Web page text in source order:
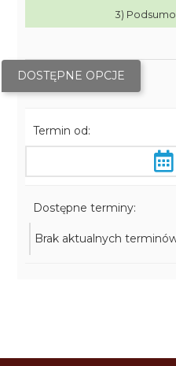
3)
DOSTĘPNE OPCJE
Termin od:
Dostępne terminy:
Brak aktualnych